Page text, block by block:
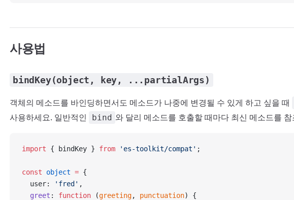
사용법
bindKey(object, key, ...partialArgs)
객체의 메소드를 바인딩하면서도 메소드가 나중에 변경될 수 있게 하고 싶을 때
사용하세요. 일반적인
bind 와 달리 메소드를 호출할 때마다 최신 메소드를 참
import { bindKey } from 'es-toolkit/compat' ;
const object = {
  user:
'fred' ,
  greet
: function (greeting, punctuation) {